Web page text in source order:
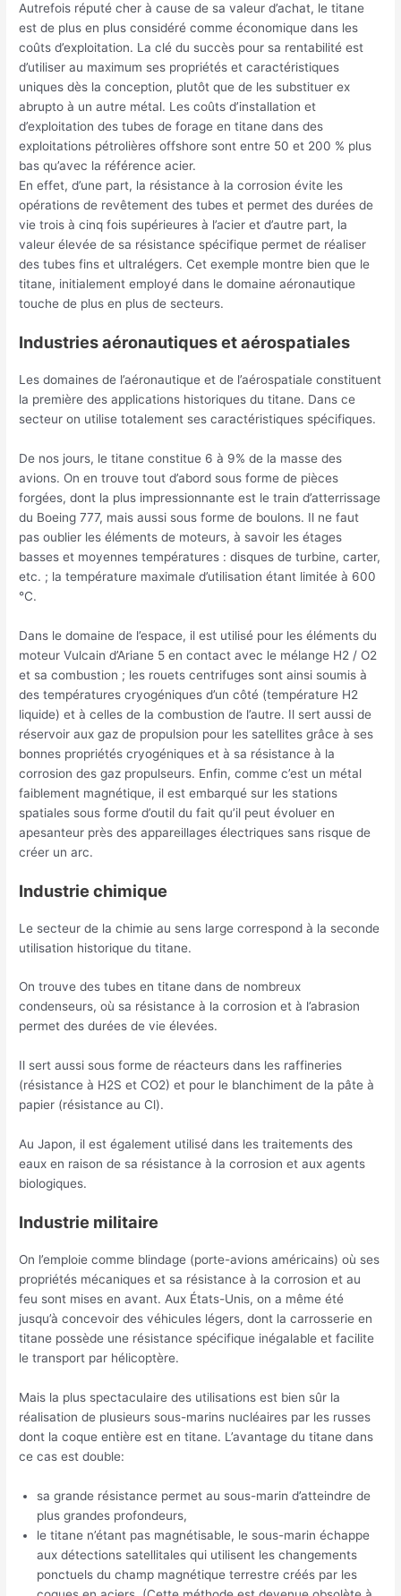
Autrefois réputé cher à cause de sa valeur d’achat, le titane
est de plus en plus considéré comme économique dans les
coûts d’exploitation. La clé du succès pour sa rentabilité est
d’utiliser au maximum ses propriétés et caractéristiques
uniques dès la conception, plutôt que de les substituer ex
abrupto à un autre métal. Les coûts d’installation et
d’exploitation des tubes de forage en titane dans des
exploitations pétrolières offshore sont entre 50 et 200 % plus
bas qu’avec la référence acier.
En effet, d’une part, la résistance à la corrosion évite les
opérations de revêtement des tubes et permet des durées de
vie trois à cinq fois supérieures à l’acier et d’autre part, la
valeur élevée de sa résistance spécifique permet de réaliser
des tubes fins et ultralégers. Cet exemple montre bien que le
titane, initialement employé dans le domaine aéronautique
touche de plus en plus de secteurs.
Industries aéronautiques et aérospatiales
Les domaines de l’aéronautique et de l’aérospatiale constituent
la première des applications historiques du titane. Dans ce
secteur on utilise totalement ses caractéristiques spécifiques.
De nos jours, le titane constitue 6 à 9% de la masse des
avions. On en trouve tout d’abord sous forme de pièces
forgées, dont la plus impressionnante est le train d’atterrissage
du Boeing 777, mais aussi sous forme de boulons. Il ne faut
pas oublier les éléments de moteurs, à savoir les étages
basses et moyennes températures : disques de turbine, carter,
etc. ; la température maximale d’utilisation étant limitée à 600
°C.
Dans le domaine de l’espace, il est utilisé pour les éléments du
moteur Vulcain d’Ariane 5 en contact avec le mélange H2 / O2
et sa combustion ; les rouets centrifuges sont ainsi soumis à
des températures cryogéniques d’un côté (température H2
liquide) et à celles de la combustion de l’autre. Il sert aussi de
réservoir aux gaz de propulsion pour les satellites grâce à ses
bonnes propriétés cryogéniques et à sa résistance à la
corrosion des gaz propulseurs. Enfin, comme c’est un métal
faiblement magnétique, il est embarqué sur les stations
spatiales sous forme d’outil du fait qu’il peut évoluer en
apesanteur près des appareillages électriques sans risque de
créer un arc.
Industrie chimique
Le secteur de la chimie au sens large correspond à la seconde
utilisation historique du titane.
On trouve des tubes en titane dans de nombreux
condenseurs, où sa résistance à la corrosion et à l’abrasion
permet des durées de vie élevées.
Il sert aussi sous forme de réacteurs dans les raffineries
(résistance à H2S et CO2) et pour le blanchiment de la pâte à
papier (résistance au Cl).
Au Japon, il est également utilisé dans les traitements des
eaux en raison de sa résistance à la corrosion et aux agents
biologiques.
Industrie militaire
On l’emploie comme blindage (porte-avions américains) où ses
propriétés mécaniques et sa résistance à la corrosion et au
feu sont mises en avant. Aux États-Unis, on a même été
jusqu’à concevoir des véhicules légers, dont la carrosserie en
titane possède une résistance spécifique inégalable et facilite
le transport par hélicoptère.
Mais la plus spectaculaire des utilisations est bien sûr la
réalisation de plusieurs sous-marins nucléaires par les russes
dont la coque entière est en titane. L’avantage du titane dans
ce cas est double:
sa grande résistance permet au sous-marin d’atteindre de
plus grandes profondeurs,
le titane n’étant pas magnétisable, le sous-marin échappe
aux détections satellitales qui utilisent les changements
ponctuels du champ magnétique terrestre créés par les